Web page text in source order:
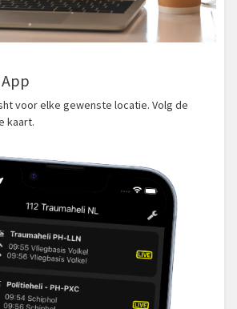
voor elke gewenste locatie. Volg de
kaart.